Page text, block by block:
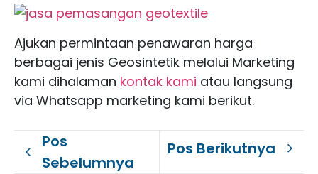
Ajukan permintaan penawaran harga
berbagai jenis Geosintetik melalui Marketing
kami dihalaman kontak kami atau langsung
via Whatsapp marketing kami berikut.
Pos
Sebelumnya
Pos Berikutnya